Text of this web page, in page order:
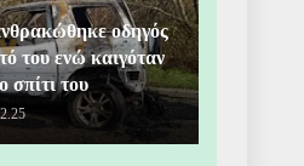
οδηγός
του ενώ καιγόταν
σπίτι του